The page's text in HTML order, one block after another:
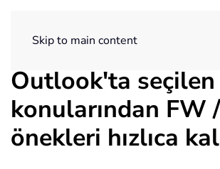
Skip to main content
Outlook'ta
konularından FW
önekleri hızlıca